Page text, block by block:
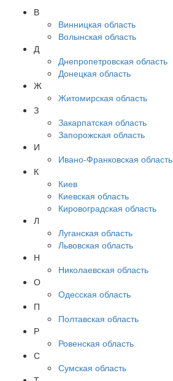
В
Винницкая область
Волынская область
Д
Днепропетровская область
Донецкая область
Ж
Житомирская область
З
Закарпатская область
Запорожская область
И
Ивано-Франковская область
К
Киев
Киевская область
Кировоградская область
Л
Луганская область
Львовская область
Н
Николаевская область
О
Одесская область
П
Полтавская область
Р
Ровенская область
С
Сумская область